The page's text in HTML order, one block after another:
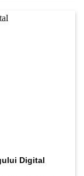
Digital